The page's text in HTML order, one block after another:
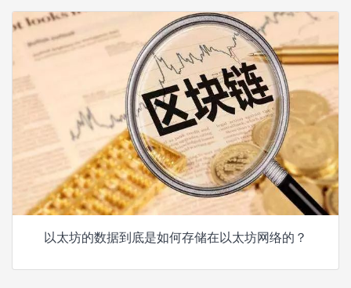
以太坊的数据到底是如何存储在以太坊网络的？